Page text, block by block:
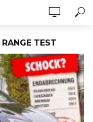
TEST